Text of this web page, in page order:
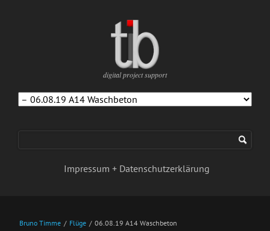
digital project support
überspringen
Impressum + Datenschutzerklärung
Bruno Timme / Flüge / 06.08.19 A14 Waschbeton